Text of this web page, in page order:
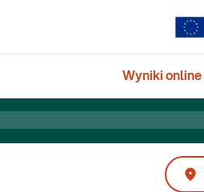
Wyniki online